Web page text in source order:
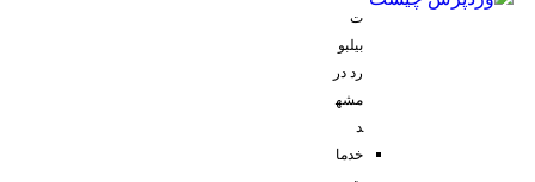
ت
بیلبو
رد در
مشه
د
خدما